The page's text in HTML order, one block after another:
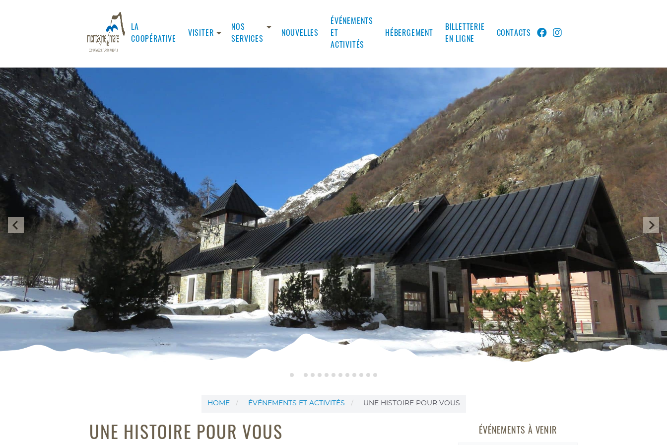
LA
COOPÉRATIVE
VISITER
NOS
SERVICES
NOUVELLES
ÉVÉNEMENTS
ET
ACTIVITÉS
HÉBERGEMENT
BILLETTERIE
EN LIGNE
CONTACTS
HOME ÉVÉNEMENTS ET ACTIVITÉS UNE HISTOIRE POUR VOUS
UNE HISTOIRE POUR VOUS ÉVÉNEMENTS À VENIR